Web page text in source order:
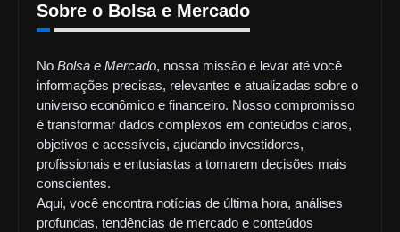
Sobre o Bolsa e Mercado
No Bolsa e Mercado, nossa missão é levar até você
informações precisas, relevantes e atualizadas sobre o
universo econômico e financeiro. Nosso compromisso
é transformar dados complexos em conteúdos claros,
objetivos e acessíveis, ajudando investidores,
profissionais e entusiastas a tomarem decisões mais
conscientes.
Aqui, você encontra notícias de última hora, análises
profundas, tendências de mercado e conteúdos